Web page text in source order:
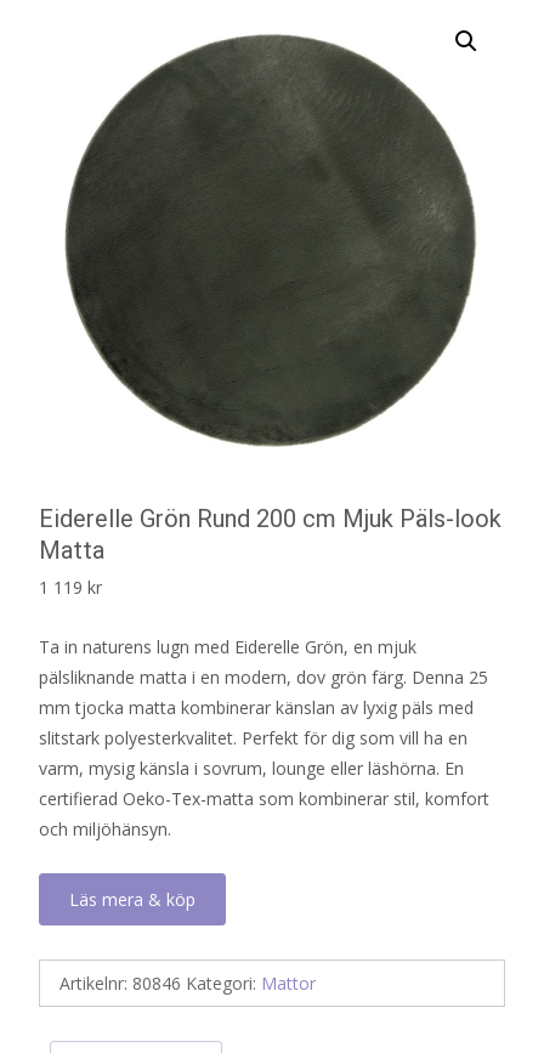
Eiderelle Grön Rund 200 cm Mjuk Päls-look
Matta
1 119 kr
Ta in naturens lugn med Eiderelle Grön, en mjuk
pälsliknande matta i en modern, dov grön färg. Denna 25
mm tjocka matta kombinerar känslan av lyxig päls med
slitstark polyesterkvalitet. Perfekt för dig som vill ha en
varm, mysig känsla i sovrum, lounge eller läshörna. En
certifierad Oeko-Tex-matta som kombinerar stil, komfort
och miljöhänsyn.
Läs mera & köp
Artikelnr: 80846 Kategori: Mattor